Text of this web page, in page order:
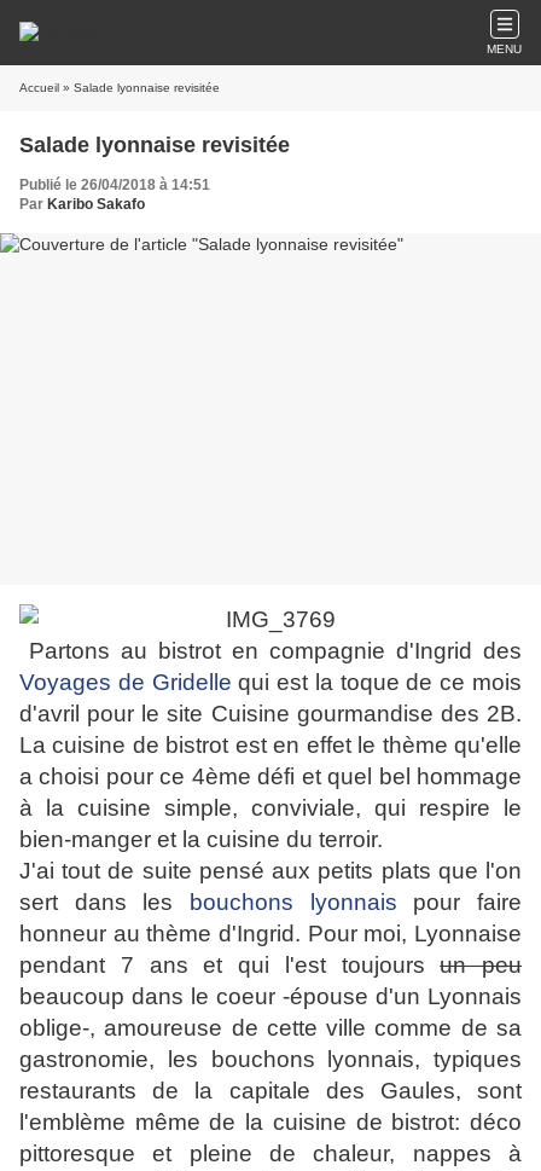
MENU
Accueil » Salade lyonnaise revisitée
Salade lyonnaise revisitée
Publié le 26/04/2018 à 14:51
Par Karibo Sakafo
Partons au bistrot en compagnie d'Ingrid des
Voyages de Gridelle qui est la toque de ce mois
d'avril pour le site Cuisine gourmandise des 2B.
La cuisine de bistrot est en effet le thème qu'elle
a choisi pour ce 4ème défi et quel bel hommage
à la cuisine simple, conviviale, qui respire le
bien-manger et la cuisine du terroir.
J'ai tout de suite pensé aux petits plats que l'on
sert dans les
bouchons lyonnais pour faire
honneur au thème d'Ingrid. Pour moi, Lyonnaise
pendant 7 ans et qui l'est toujoursun peu
beaucoup dans le coeur -épouse d'un Lyonnais
oblige-, amoureuse de cette ville comme de sa
gastronomie, les bouchons lyonnais, typiques
restaurants de la capitale des Gaules, sont
l'emblème même de la cuisine de bistrot: déco
pittoresque et pleine de chaleur, nappes à